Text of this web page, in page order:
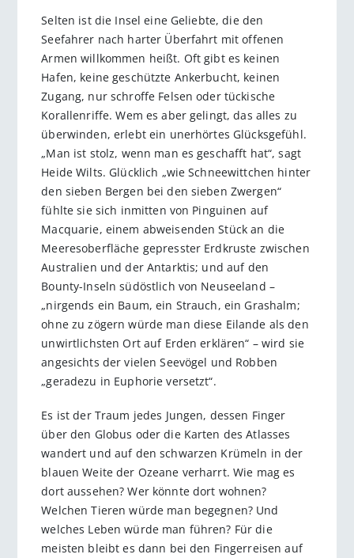
Selten ist die Insel eine Geliebte, die den
Seefahrer nach harter Überfahrt mit offenen
Armen willkommen heißt. Oft gibt es keinen
Hafen, keine geschützte Ankerbucht, keinen
Zugang, nur schroffe Felsen oder tückische
Korallenriffe. Wem es aber gelingt, das alles zu
überwinden, erlebt ein unerhörtes Glücksgefühl.
„Man ist stolz, wenn man es geschafft hat“, sagt
Heide Wilts. Glücklich „wie Schneewittchen hinter
den sieben Bergen bei den sieben Zwergen“
fühlte sie sich inmitten von Pinguinen auf
Macquarie, einem abweisenden Stück an die
Meeresoberfläche gepresster Erdkruste zwischen
Australien und der Antarktis; und auf den
Bounty-Inseln südöstlich von Neuseeland –
„nirgends ein Baum, ein Strauch, ein Grashalm;
ohne zu zögern würde man diese Eilande als den
unwirtlichsten Ort auf Erden erklären“ – wird sie
angesichts der vielen Seevögel und Robben
„geradezu in Euphorie versetzt“.
Es ist der Traum jedes Jungen, dessen Finger
über den Globus oder die Karten des Atlasses
wandert und auf den schwarzen Krümeln in der
blauen Weite der Ozeane verharrt. Wie mag es
dort aussehen? Wer könnte dort wohnen?
Welchen Tieren würde man begegnen? Und
welches Leben würde man führen? Für die
meisten bleibt es dann bei den Fingerreisen auf